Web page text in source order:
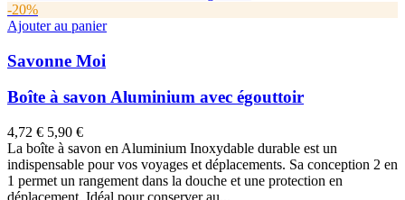
-20%
Ajouter au panier
Savonne Moi
Boîte à savon Aluminium avec égouttoir
4,72 € 5,90 €
La boîte à savon en Aluminium Inoxydable durable est un
indispensable pour vos voyages et déplacements. Sa conception 2 en
1 permet un rangement dans la douche et une protection en
déplacement. Idéal pour conserver au...